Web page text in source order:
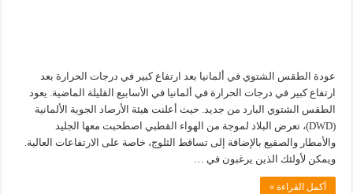
عودة الطقس الشتوي في ألمانيا بعد ارتفاع كبير في درجات الحرارة بعد
ارتفاع كبير في درجات الحرارة في ألمانيا في الأسابيع القليلة الماضية. يعود
الطقس الشتوي البارد من جديد. حيث أعلنت هيئة الأرصاد الجوية الألمانية
(DWD)، تعرض البلاد لموجة من الهواء القطبي اصطحبت معها الجليد
والأمطار والصقيع بالإضافة إلى تساقط الثلوج، خاصة على الارتفاعات العالية.
ويمكن لأولئك الذين يرغبون في …
أكمل القراءة »